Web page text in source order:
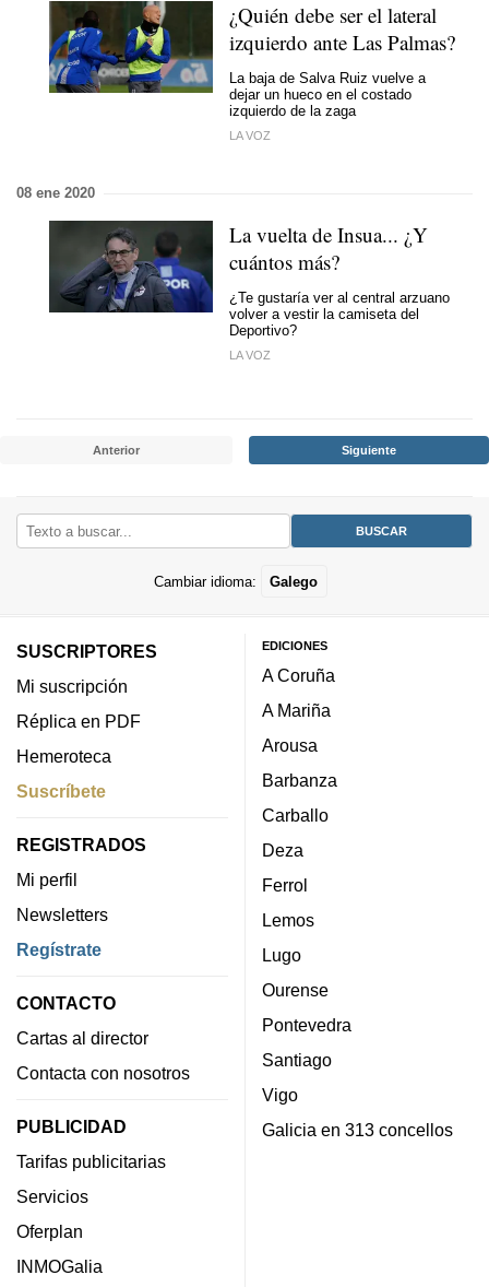
¿Quién debe ser el lateral
izquierdo ante Las Palmas?
La baja de Salva Ruiz vuelve a
dejar un hueco en el costado
izquierdo de la zaga
LA VOZ
08 ene 2020
La vuelta de Insua... ¿Y
cuántos más?
¿Te gustaría ver al central arzuano
volver a vestir la camiseta del
Deportivo?
LA VOZ
Anterior Siguiente
Cambiar idioma: Galego
SUSCRIPTORES
Mi suscripción
Réplica en PDF
Hemeroteca
Suscríbete
REGISTRADOS
Mi perfil
Newsletters
Regístrate
CONTACTO
Cartas al director
Contacta con nosotros
PUBLICIDAD
Tarifas publicitarias
Servicios
Oferplan
INMOGalia
EDICIONES
A Coruña
A Mariña
Arousa
Barbanza
Carballo
Deza
Ferrol
Lemos
Lugo
Ourense
Pontevedra
Santiago
Vigo
Galicia en 313 concellos